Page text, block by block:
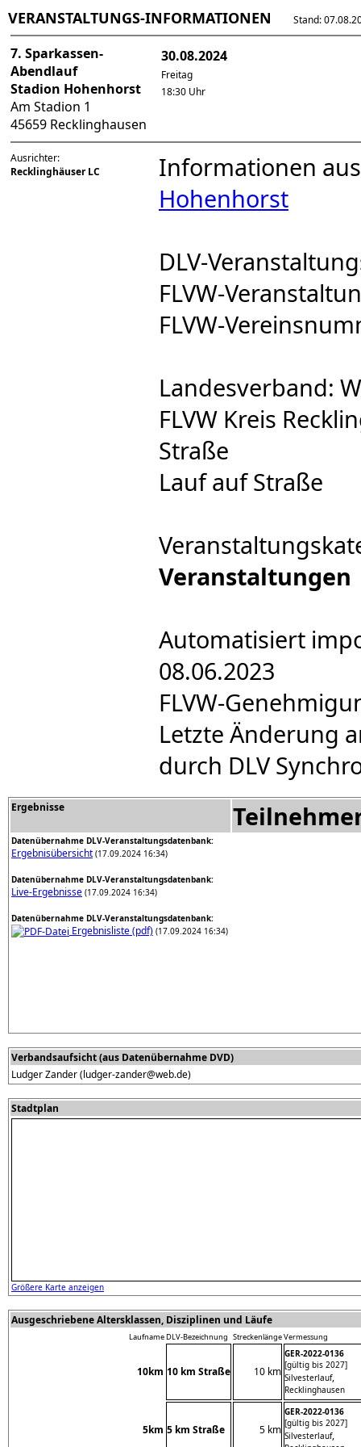
VERANSTALTUNGS-INFORMATIONEN Stand:
7. Sparkassen-
Abendlauf
Stadion Hohenhorst
Am Stadion 1
45659 Recklinghausen
30.08.2024
Freitag
18:30 Uhr
Ausrichter:
Recklinghäuser LC
Informationen
Hohenhorst
DLV-
FLVW-
FLVW-
Landesverband:
FLVW Kreis
Straße
Lauf auf Straße
Veranstaltungen
Automatisiert
08.06.2023
FLVW-
Letzte Änderung
durch DLV
Ergebnisse
Datenübernahme DLV-Veranstaltungsdatenbank:
Ergebnisübersicht (17.09.2024 16:34)
Datenübernahme DLV-Veranstaltungsdatenbank:
Live-Ergebnisse (17.09.2024 16:34)
Datenübernahme DLV-Veranstaltungsdatenbank:
Ergebnisliste (pdf) (17.09.2024 16:34)
Verbandsaufsicht (aus Datenübernahme DVD)
Ludger Zander (ludger-zander@web.de)
Stadtplan
Größere Karte anzeigen
Ausgeschriebene Altersklassen, Disziplinen und Läufe
LaufnameDLV-Bezeichnung StreckenlängeVermessung
10km 10 km Straße 10 km
GER-2022-0136
[gültig bis 2027]
Silvesterlauf,
Recklinghausen
5km 5 km Straße 5 km
GER-2022-0136
[gültig bis 2027]
Silvesterlauf,